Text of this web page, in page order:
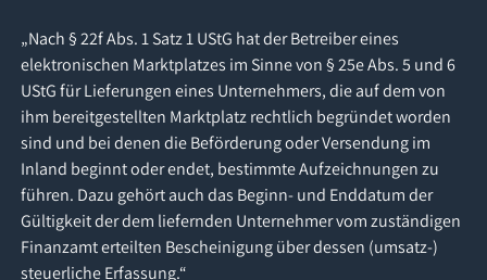
„Nach § 22f Abs. 1 Satz 1 UStG hat der Betreiber eines
elektronischen Marktplatzes im Sinne von § 25e Abs. 5 und 6
UStG für Lieferungen eines Unternehmers, die auf dem von
ihm bereitgestellten Marktplatz rechtlich begründet worden
sind und bei denen die Beförderung oder Versendung im
Inland beginnt oder endet, bestimmte Aufzeichnungen zu
führen. Dazu gehört auch das Beginn- und Enddatum der
Gültigkeit der dem liefernden Unternehmer vom zuständigen
Finanzamt erteilten Bescheinigung über dessen (umsatz-)
steuerliche Erfassung.“